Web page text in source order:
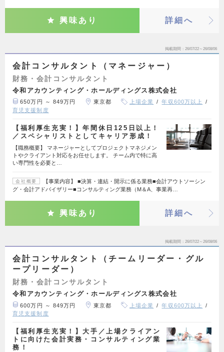
興味あり 詳細へ
掲載期間 26/07/22～26/08/06
会計コンサルタント（マネージャー）
財務・会計コンサルタント
令和アカウンティング・ホールディングス株式会社
650万円 ～ 849万円 東京都 上場企業
年収600万以上
育児支援制度
【福利厚生充実！】年間休日125日以上！
／スペシャリストとしてキャリア形成！
【職務概要】 マネージャーとしてプロジェクトマネジメン
トやクライアント対応をお任せします。 チーム内で特に高
い専門性を必要と…
会社概要
【事業内容】 ■決算・連結・開示に係る業務■会計アウトソーシン
グ・会計アドバイザリー■コンサルティング業務（M＆A、事業再…
興味あり 詳細へ
掲載期間 26/07/22～26/08/06
会計コンサルタント（チームリーダー・グル
ープリーダー）
財務・会計コンサルタント
令和アカウンティング・ホールディングス株式会社
600万円 ～ 849万円 東京都 上場企業
年収600万以上
育児支援制度
【福利厚生充実！】大手／上場クライアン
トに向けた会計実務・コンサルティング業
務！